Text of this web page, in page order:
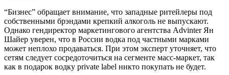
“Бизнес” обращает внимание, что западные ритейлеры под
собственными брэндами крепкий алкоголь не выпускают.
Однако гендиректор маркетингового агентства Advinter Ян
Шайер уверен, что в России водка под частными марками
может неплохо продаваться. При этом эксперт уточняет, что
сетям следует сосредоточиться на сегменте масс-маркет, так
как в подарок водку private label никто покупать не будет.